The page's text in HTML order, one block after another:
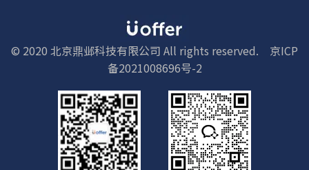
© 2020 北京鼎邺科技有限公司 All rights reserved.
京ICP
备2021008696号-2